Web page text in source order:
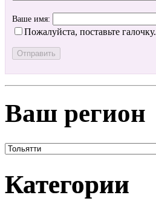
Ваше имя:
Пожалуйста, поставьте галочку.
Ваш регион
Категории